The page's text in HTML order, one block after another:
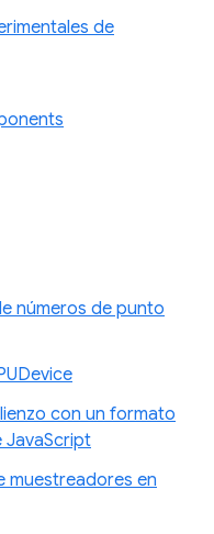
de
números de punto
con un formato
JavaScript
muestreadores en